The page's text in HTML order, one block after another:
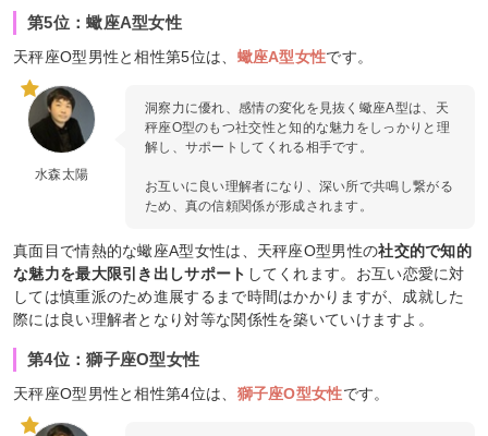
第5位：蠍座A型女性
天秤座O型男性と相性第5位は、 蠍座A型女性です。
水森太陽
洞察力に優れ、感情の変化を見抜く蠍座A型は、天
秤座O型のもつ社交性と知的な魅力をしっかりと理
解し、サポートしてくれる相手です。
お互いに良い理解者になり、深い所で共鳴し繋がる
ため、真の信頼関係が形成されます。
真面目で情熱的な蠍座A型女性は、天秤座O型男性の社交的で知的
な魅力を最大限引き出しサポート してくれます。お互い恋愛に対
しては慎重派のため進展するまで時間はかかりますが、成就した
際には良い理解者となり対等な関係性を築いていけますよ。
第4位：獅子座O型女性
天秤座O型男性と相性第4位は、 獅子座O型女性です。